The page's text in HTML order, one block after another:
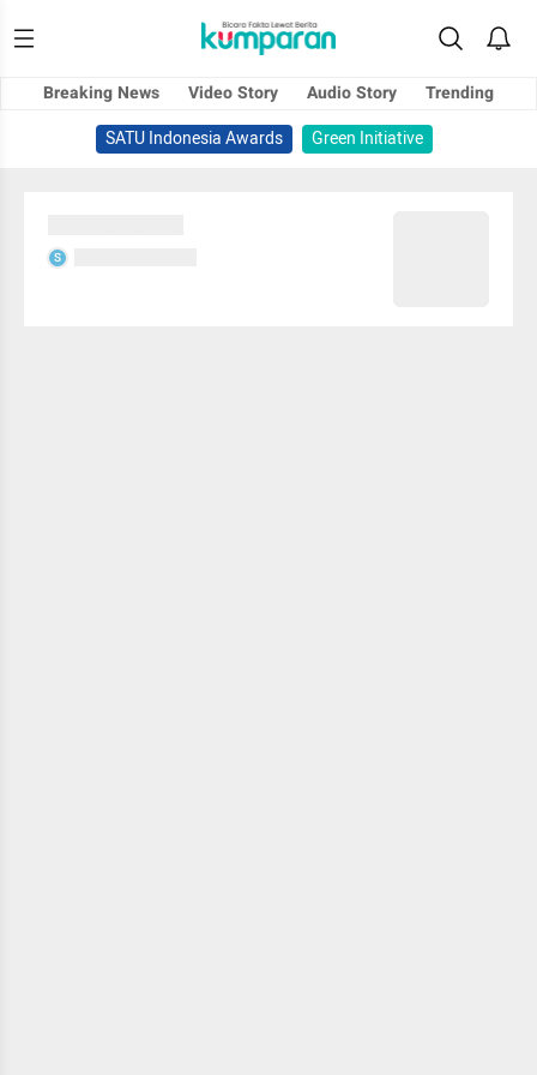
Breaking News Video Story Audio Story
Trending
SATU Indonesia Awards
Green Initiative
S